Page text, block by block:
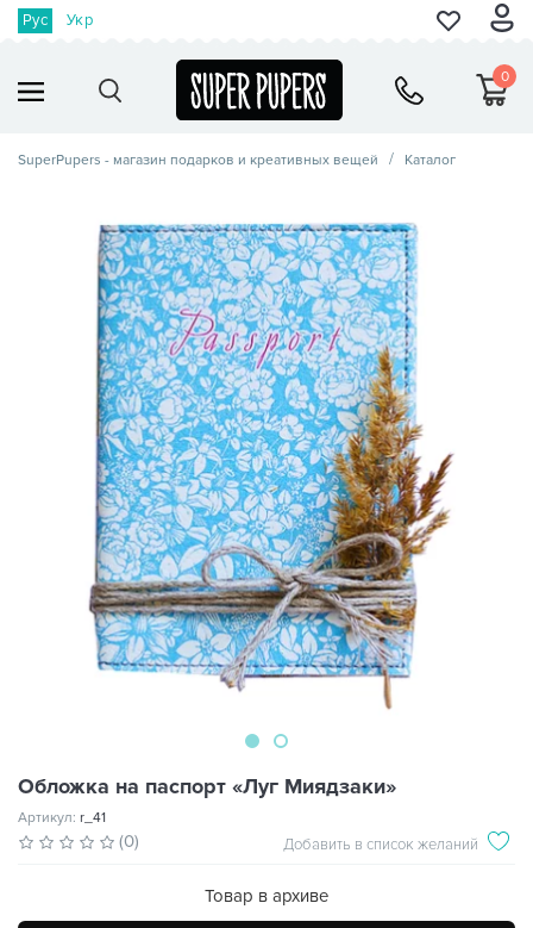
Рус Укр
0
SuperPupers - магазин подарков и креативных вещей Каталог
Обложка на паспорт «Луг Миядзаки»
Артикул: r_41
(0) Добавить в список желаний
Товар в архиве